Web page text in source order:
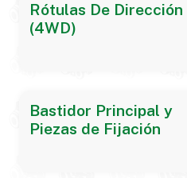
Rótulas De Dirección
(4WD)
Bastidor Principal y
Piezas de Fijación